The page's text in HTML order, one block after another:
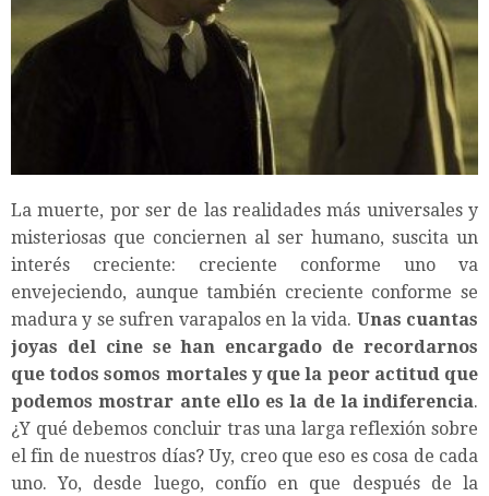
La muerte, por ser de las realidades más universales y
misteriosas que conciernen al ser humano, suscita un
interés creciente: creciente conforme uno va
envejeciendo, aunque también creciente conforme se
madura y se sufren varapalos en la vida. Unas cuantas
joyas del cine se han encargado de recordarnos
que todos somos mortales y que la peor actitud que
podemos mostrar ante ello es la de la indiferencia.
¿Y qué debemos concluir tras una larga reflexión sobre
el fin de nuestros días? Uy, creo que eso es cosa de cada
uno. Yo, desde luego, confío en que después de la